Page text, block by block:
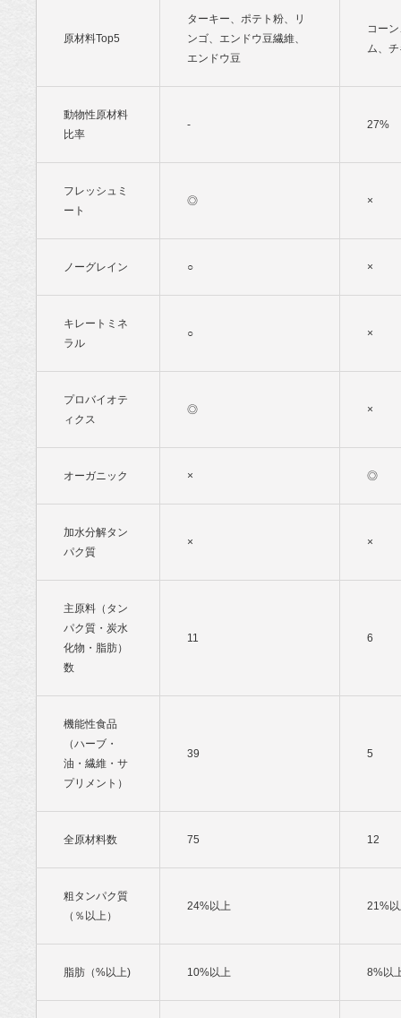
原材料Top5
ターキー、ポテト粉、リ
ンゴ、エンドウ豆繊維、
エンドウ豆
コー
ム、
動物性原材料
比率
- 27%
フレッシュミ
ート
◎ ×
ノーグレイン ○ ×
キレートミネ
ラル
○ ×
プロバイオテ
ィクス
◎ ×
オーガニック × ◎
加水分解タン
パク質
× ×
主原料（タン
パク質・炭水
化物・脂肪）
数
11 6
機能性食品
（ハーブ・
油・繊維・サ
プリメント）
39 5
全原材料数 75 12
粗タンパク質
（％以上）
24%以上 21%
脂肪（%以上) 10%以上 8%以